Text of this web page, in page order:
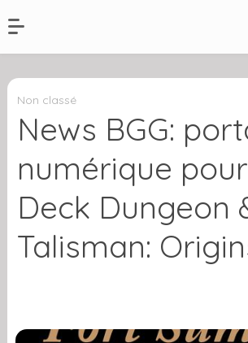
Non classé
News BGG:
numérique
Deck Dungeon
Talisman: